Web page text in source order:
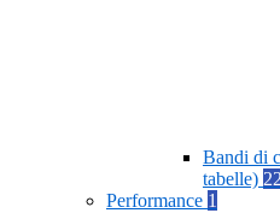
Bandi di
tabelle) 22
Performance 1